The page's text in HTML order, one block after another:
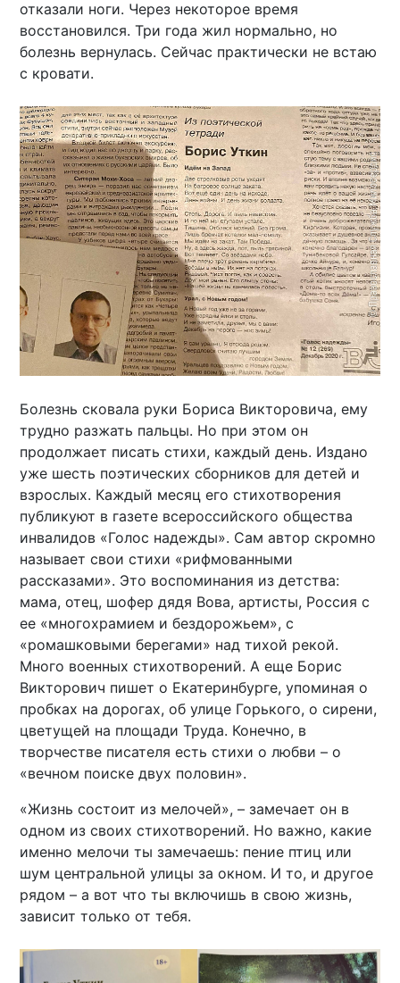
отказали ноги. Через некоторое время
восстановился. Три года жил нормально, но
болезнь вернулась. Сейчас практически не встаю
с кровати.
Болезнь сковала руки Бориса Викторовича, ему
трудно разжать пальцы. Но при этом он
продолжает писать стихи, каждый день. Издано
уже шесть поэтических сборников для детей и
взрослых. Каждый месяц его стихотворения
публикуют в газете всероссийского общества
инвалидов «Голос надежды». Сам автор скромно
называет свои стихи «рифмованными
рассказами». Это воспоминания из детства:
мама, отец, шофер дядя Вова, артисты, Россия с
ее «многохрамием и бездорожьем», с
«ромашковыми берегами» над тихой рекой.
Много военных стихотворений. А еще Борис
Викторович пишет о Екатеринбурге, упоминая о
пробках на дорогах, об улице Горького, о сирени,
цветущей на площади Труда. Конечно, в
творчестве писателя есть стихи о любви – о
«вечном поиске двух половин».
«Жизнь состоит из мелочей», – замечает он в
одном из своих стихотворений. Но важно, какие
именно мелочи ты замечаешь: пение птиц или
шум центральной улицы за окном. И то, и другое
рядом – а вот что ты включишь в свою жизнь,
зависит только от тебя.